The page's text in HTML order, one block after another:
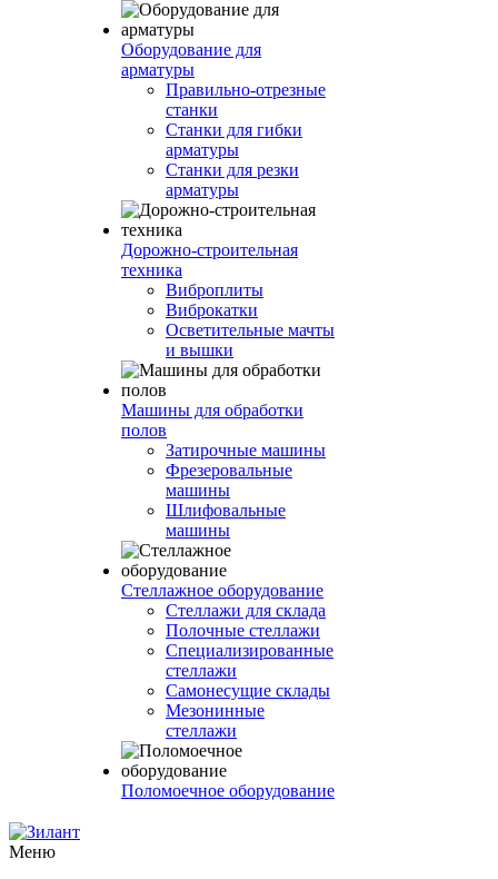
Оборудование для
арматуры
Правильно-отрезные
станки
Станки для гибки
арматуры
Станки для резки
арматуры
Дорожно-строительная
техника
Виброплиты
Виброкатки
Осветительные мачты
и вышки
Машины для обработки
полов
Затирочные машины
Фрезеровальные
машины
Шлифовальные
машины
Стеллажное оборудование
Стеллажи для склада
Полочные стеллажи
Специализированные
стеллажи
Самонесущие склады
Мезонинные
стеллажи
Поломоечное оборудование
Меню